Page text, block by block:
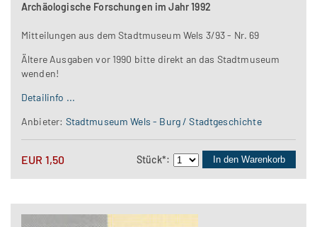
Archäologische Forschungen im Jahr 1992
Mitteilungen aus dem Stadtmuseum Wels 3/93 - Nr. 69
Ältere Ausgaben vor 1990 bitte direkt an das Stadtmuseum
wenden!
Detailinfo ...
Anbieter: Stadtmuseum Wels - Burg / Stadtgeschichte
EUR 1,50 Stück*: In den Warenkorb